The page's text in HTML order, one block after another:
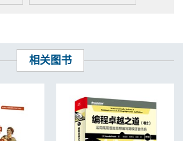
相关图书